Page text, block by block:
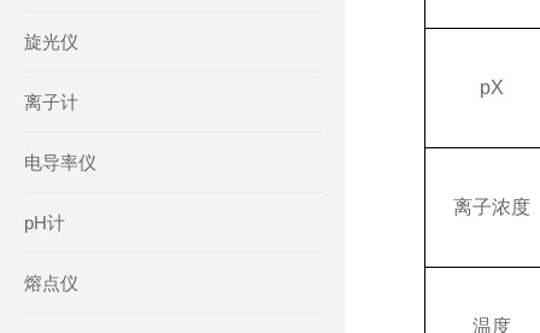
旋光仪
离子计
电导率仪
pH计
熔点仪
pX
离子浓度
温度